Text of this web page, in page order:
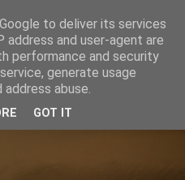
to deliver its services
address and user-agent are
performance and security
generate usage
abuse.
GOT IT